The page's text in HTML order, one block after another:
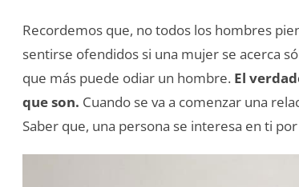
Recordemos que, no todos los hombres
sentirse ofendidos si una mujer se acerca
que más puede odiar un hombre. El
que son. Cuando se va a comenzar una
Saber que, una persona se interesa en ti